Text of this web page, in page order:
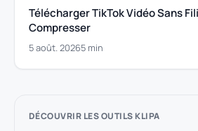
Télécharger TikTok Vidéo Sans
Compresser
5 août. 20265 min
DÉCOUVRIR LES OUTILS KLIPA